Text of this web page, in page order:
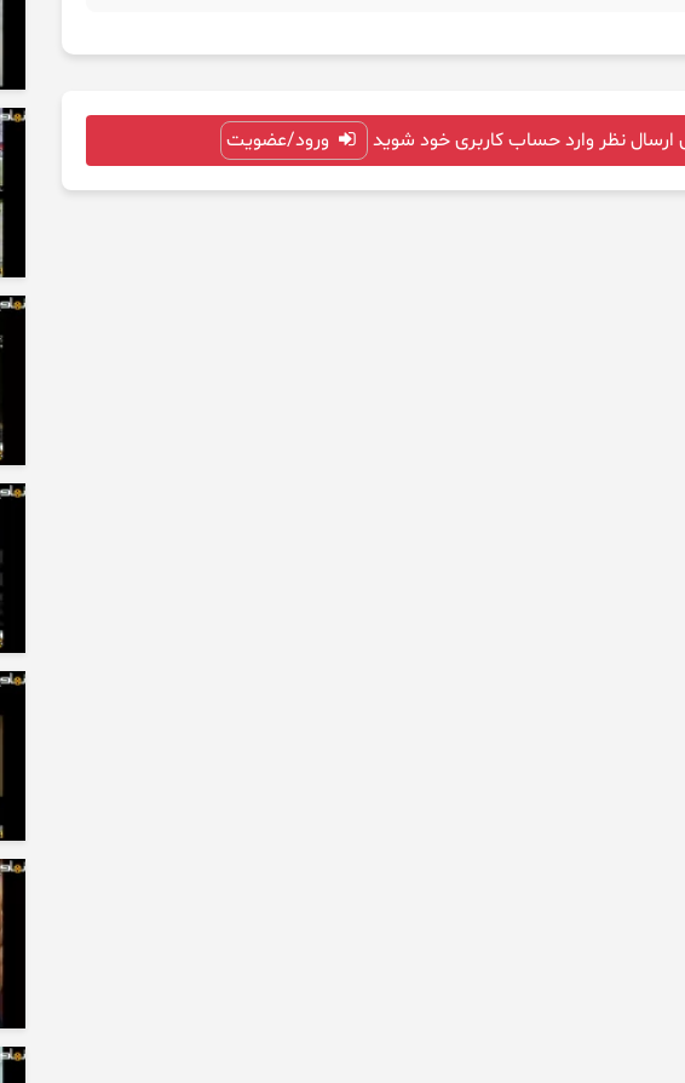
ارسال نظر وارد حساب کاربری خود شوید ورود/عضویت